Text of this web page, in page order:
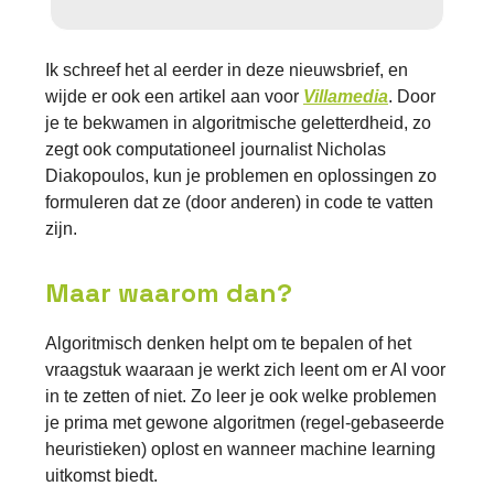
Ik schreef het al eerder in deze nieuwsbrief, en
wijde er ook een artikel aan voor Villamedia. Door
je te bekwamen in algoritmische geletterdheid, zo
zegt ook computationeel journalist Nicholas
Diakopoulos, kun je problemen en oplossingen zo
formuleren dat ze (door anderen) in code te vatten
zijn.
Maar waarom dan?
Algoritmisch denken helpt om te bepalen of het
vraagstuk waaraan je werkt zich leent om er AI voor
in te zetten of niet. Zo leer je ook welke problemen
je prima met gewone algoritmen (regel-gebaseerde
heuristieken) oplost en wanneer machine learning
uitkomst biedt.